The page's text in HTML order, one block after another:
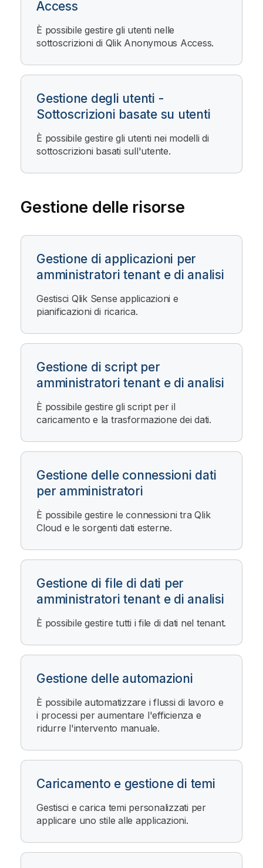
Access
È possibile gestire gli utenti nelle
sottoscrizioni di Qlik Anonymous Access.
Gestione degli utenti -
Sottoscrizioni basate su utenti
È possibile gestire gli utenti nei modelli di
sottoscrizioni basati sull'utente.
Gestione delle risorse
Gestione di applicazioni per
amministratori tenant e di analisi
Gestisci Qlik Sense applicazioni e
pianificazioni di ricarica.
Gestione di script per
amministratori tenant e di analisi
È possibile gestire gli script per il
caricamento e la trasformazione dei dati.
Gestione delle connessioni dati
per amministratori
È possibile gestire le connessioni traQlik
Cloud e le sorgenti dati esterne.
Gestione di file di dati per
amministratori tenant e di analisi
È possibile gestire tutti i file di dati nel tenant.
Gestione delle automazioni
È possibile automatizzare i flussi di lavoro e
i processi per aumentare l'efficienza e
ridurre l'intervento manuale.
Caricamento e gestione di temi
Gestisci e carica temi personalizzati per
applicare uno stile alle applicazioni.